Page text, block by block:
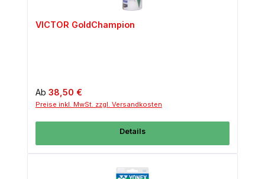
VICTOR GoldChampion
Regulärer Preis:
Ab 38,50 €
Preise inkl. MwSt. zzgl. Versandkosten
Details